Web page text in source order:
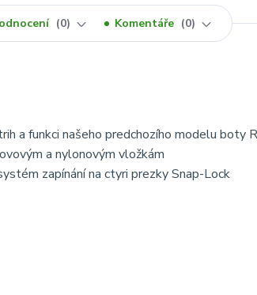
0 Komentáře 0
a funkci našeho predchozího modelu boty
a nylonovým vložkám
zapínání na ctyri prezky Snap-Lock